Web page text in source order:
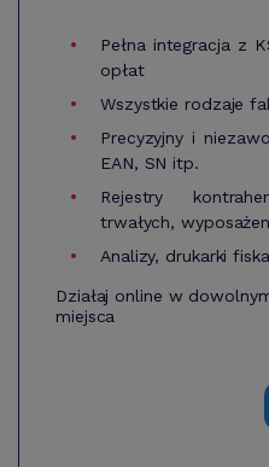
Pełna integracja z
opłat
Wszystkie rodzaje
Precyzyjny i
EAN, SN itp.
Rejestry
trwałych,
Analizy, drukarki
Działaj online w
miejsca